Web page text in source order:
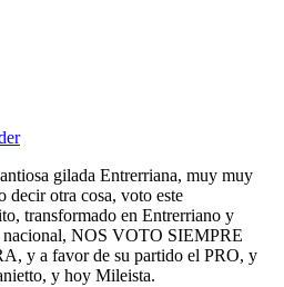
gilada Entrerriana, muy muy
decir otra cosa, voto este
transformado en Entrerriano y
nacional, NOS VOTO SIEMPRE
y a favor de su partido el PRO, y
y hoy Mileista.